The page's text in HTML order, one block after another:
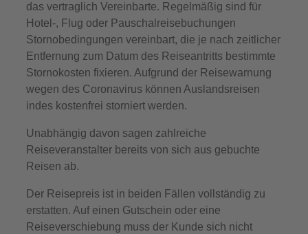
das vertraglich Vereinbarte. Regelmäßig sind für
Hotel-, Flug oder Pauschalreisebuchungen
Stornobedingungen vereinbart, die je nach zeitlicher
Entfernung zum Datum des Reiseantritts bestimmte
Stornokosten fixieren. Aufgrund der Reisewarnung
wegen des Coronavirus können Auslandsreisen
indes kostenfrei storniert werden.
Unabhängig davon sagen zahlreiche
Reiseveranstalter bereits von sich aus gebuchte
Reisen ab.
Der Reisepreis ist in beiden Fällen vollständig zu
erstatten. Auf einen Gutschein oder eine
Reiseverschiebung muss der Kunde sich nicht